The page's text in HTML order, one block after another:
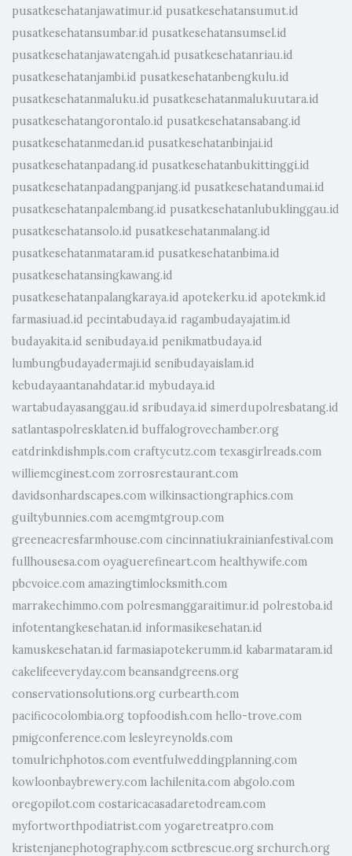
pusatkesehatanjawatimur.id pusatkesehatansumut.id
pusatkesehatansumbar.id pusatkesehatansumsel.id
pusatkesehatanjawatengah.id pusatkesehatanriau.id
pusatkesehatanjambi.id pusatkesehatanbengkulu.id
pusatkesehatanmaluku.id pusatkesehatanmalukuutara.id
pusatkesehatangorontalo.id pusatkesehatansabang.id
pusatkesehatanmedan.id pusatkesehatanbinjai.id
pusatkesehatanpadang.id pusatkesehatanbukittinggi.id
pusatkesehatanpadangpanjang.id pusatkesehatandumai.id
pusatkesehatanpalembang.id pusatkesehatanlubuklinggau.id
pusatkesehatansolo.id pusatkesehatanmalang.id
pusatkesehatanmataram.id pusatkesehatanbima.id
pusatkesehatansingkawang.id
pusatkesehatanpalangkaraya.id apotekerku.id apotekmk.id
farmasiuad.id pecintabudaya.id ragambudayajatim.id
budayakita.id senibudaya.id penikmatbudaya.id
lumbungbudayadermaji.id senibudayaislam.id
kebudayaantanahdatar.id mybudaya.id
wartabudayasanggau.id sribudaya.id simerdupolresbatang.id
satlantaspolresklaten.id buffalogrovechamber.org
eatdrinkdishmpls.com craftycutz.com texasgirlreads.com
williemcginest.com zorrosrestaurant.com
davidsonhardscapes.com wilkinsactiongraphics.com
guiltybunnies.com acemgmtgroup.com
greeneacresfarmhouse.com cincinnatiukrainianfestival.com
fullhousesa.com oyaguerefineart.com healthywife.com
pbcvoice.com amazingtimlocksmith.com
marrakechimmo.com polresmanggaraitimur.id polrestoba.id
infotentangkesehatan.id informasikesehatan.id
kamuskesehatan.id farmasiapotekerumm.id kabarmataram.id
cakelifeeveryday.com beansandgreens.org
conservationsolutions.org curbearth.com
pacificocolombia.org topfoodish.com hello-trove.com
pmigconference.com lesleyreynolds.com
tomulrichphotos.com eventfulweddingplanning.com
kowloonbaybrewery.com lachilenita.com abgolo.com
oregopilot.com costaricacasadaretodream.com
myfortworthpodiatrist.com yogaretreatpro.com
kristenjanephotography.com sctbrescue.org srchurch.org